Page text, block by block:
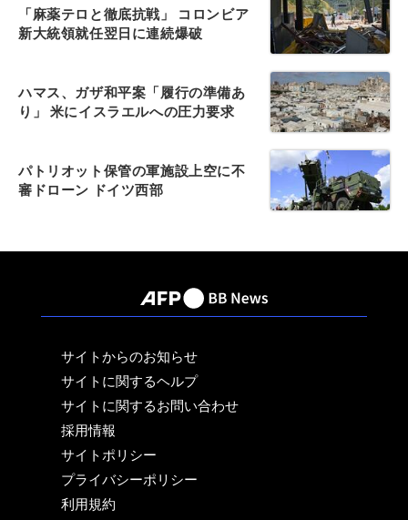
「麻薬テロと徹底抗戦」 コロンビア
新大統領就任翌日に連続爆破
ハマス、ガザ和平案「履行の準備あ
り」 米にイスラエルへの圧力要求
パトリオット保管の軍施設上空に不
審ドローン ドイツ西部
サイトからのお知らせ
サイトに関するヘルプ
サイトに関するお問い合わせ
採用情報
サイトポリシー
プライバシーポリシー
利用規約